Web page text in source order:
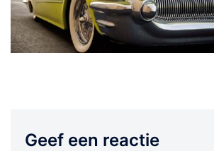
Geef een reactie